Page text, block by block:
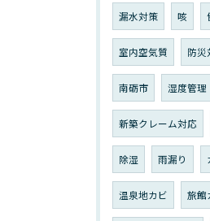
漏水対策 咳
室内空気質 防災
南砺市 湿度管理
新築クレーム対応
除湿 雨漏り
温泉地カビ 旅館